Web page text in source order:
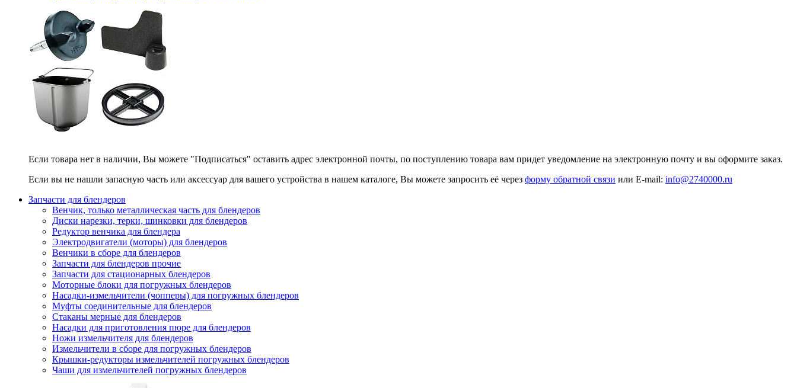
Если товара нет в наличии, Вы можете "Подписаться" оставить адрес электронной почты, по поступлению товара вам придет уведомление на электронную почту и вы оформите заказ.
Если вы не нашли запасную часть или аксессуар для вашего устройства в нашем каталоге, Вы можете запросить её через форму обратной связи или E-mail: info@2740000.ru
Запчасти для блендеров
Венчик, только металлическая часть для блендеров
Диски нарезки, терки, шинковки для блендеров
Редуктор венчика для блендера
Электродвигатели (моторы) для блендеров
Венчики в сборе для блендеров
Запчасти для блендеров прочие
Запчасти для стационарных блендеров
Моторные блоки для погружных блендеров
Насадки-измельчители (чопперы) для погружных блендеров
Муфты соединительные для блендеров
Стаканы мерные для блендеров
Насадки для приготовления пюре для блендеров
Ножи измельчителя для блендеров
Измельчители в сборе для погружных блендеров
Крышки-редукторы измельчителей погружных блендеров
Чаши для измельчителей погружных блендеров